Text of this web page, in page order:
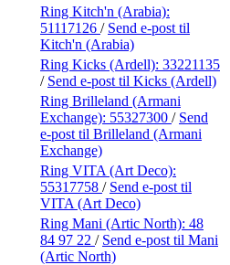
Ring Kitch'n (Arabia):
51117126 / Send e-post til
Kitch'n (Arabia)
Ring Kicks (Ardell): 33221135
/ Send e-post til Kicks (Ardell)
Ring Brilleland (Armani
Exchange): 55327300 / Send
e-post til Brilleland (Armani
Exchange)
Ring VITA (Art Deco):
55317758 / Send e-post til
VITA (Art Deco)
Ring Mani (Artic North): 48
84 97 22 / Send e-post til Mani
(Artic North)